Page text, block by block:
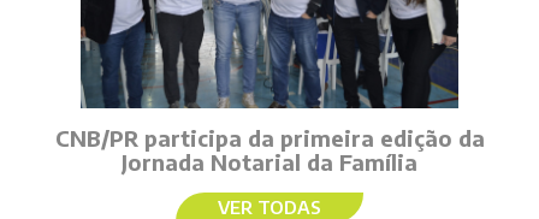
CNB/PR participa da primeira edição da
Jornada Notarial da Família
VER TODAS